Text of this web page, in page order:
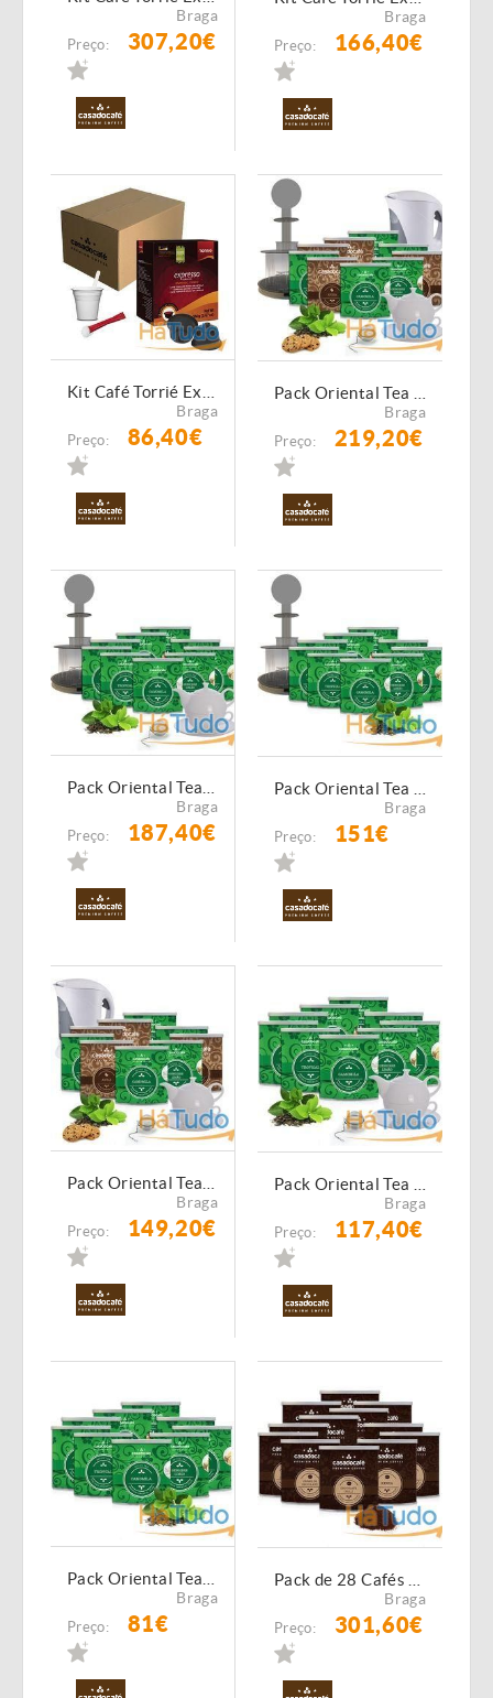
Braga
Preço: 307,20€
Braga
Preço: 166,40€
Braga
Preço: 86,40€
Braga
Preço: 219,20€
Braga
Preço: 187,40€
Braga
Preço: 151€
Braga
Preço: 149,20€
Braga
Preço: 117,40€
Braga
Preço: 81€
Braga
Preço: 301,60€